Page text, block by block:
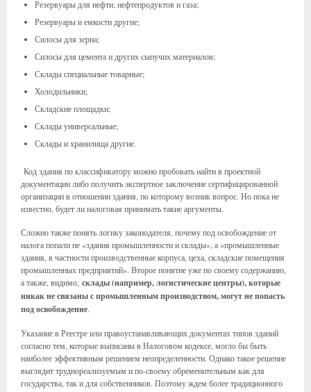
Резервуары для нефти, нефтепродуктов и газа;
Резервуары и емкости другие;
Силосы для зерна;
Силосы для цемента и других сыпучих материалов;
Склады специальные товарные;
Холодильники;
Складские площадки;
Склады универсальные;
Склады и хранилища другие.
Код здания по классификатору можно пробовать найти в проектной
документации либо получить экспертное заключение сертифицированной
организации в отношении здания, по которому возник вопрос. Но пока не
известно, будет ли налоговая принимать такие аргументы.
Сложно также понять логику законодателя, почему под освобождение от
налога попали не «здания промышленности и склады», а «промышленные
здания, в частности производственные корпуса, цеха, складские помещения
промышленных предприятий». Второе понятие уже по своему содержанию,
а также, видимо, склады (например, логистические центры), которые
никак не связаны с промышленным производством, могут не попасть
под освобождение.
Указание в Реестре или правоустанавливающих документах типов зданий
согласно тем, которые выписаны в Налоговом кодексе, могло бы быть
наиболее эффективным решением неопределенности. Однако такое решение
выглядит труднореализуемым и по-своему обременительным как для
государства, так и для собственников. Поэтому ждем более традиционного